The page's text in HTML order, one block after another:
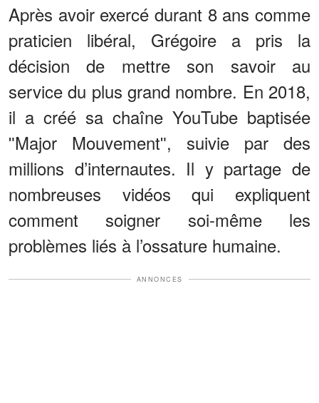
Après avoir exercé durant 8 ans comme
praticien libéral, Grégoire a pris la
décision de mettre son savoir au
service du plus grand nombre. En 2018,
il a créé sa chaîne YouTube baptisée
ʺMajor Mouvementʺ, suivie par des
millions d’internautes. Il y partage de
nombreuses vidéos qui expliquent
comment soigner soi-même les
problèmes liés à l’ossature humaine.
ANNONCES